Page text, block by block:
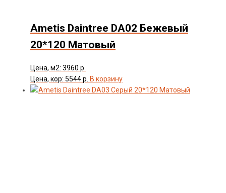
Ametis Daintree DA02 Бежевый
20*120 Матовый
Цена, м2: 3960 р.
Цена, кор: 5544 р. В корзину